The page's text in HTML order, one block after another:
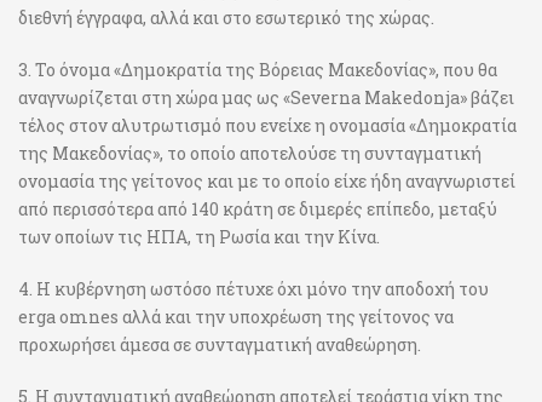
διεθνή έγγραφα, αλλά και στο εσωτερικό της χώρας.
3. Το όνομα «Δημοκρατία της Βόρειας Μακεδονίας», που θα
αναγνωρίζεται στη χώρα μας ως «Severna Makedonja» βάζει
τέλος στον αλυτρωτισμό που ενείχε η ονομασία «Δημοκρατία
της Μακεδονίας», το οποίο αποτελούσε τη συνταγματική
ονομασία της γείτονος και με το οποίο είχε ήδη αναγνωριστεί
από περισσότερα από 140 κράτη σε διμερές επίπεδο, μεταξύ
των οποίων τις ΗΠΑ, τη Ρωσία και την Κίνα.
4. Η κυβέρνηση ωστόσο πέτυχε όχι μόνο την αποδοχή του
erga omnes αλλά και την υποχρέωση της γείτονος να
προχωρήσει άμεσα σε συνταγματική αναθεώρηση.
5. Η συνταγματική αναθεώρηση αποτελεί τεράστια νίκη της